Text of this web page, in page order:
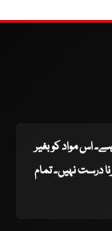
ہے۔ اس مواد کو بغیر
درست نہیں۔ تمام